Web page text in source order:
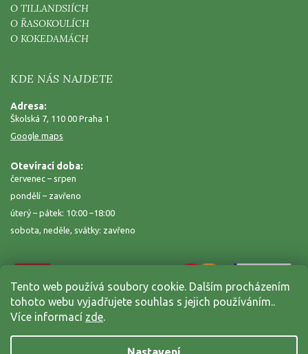
Tento web používá soubory cookie. Dalším procházením
tohoto webu vyjadřujete souhlas s jejich používáním..
Více informací zde.
O TILLANDSIÍCH
O ŘASOKOULÍCH
O KOKEDAMÁCH
KDE NÁS NAJDETE
Adresa:
Školská 7, 110 00 Praha 1
Google maps
Otevírací doba:
červenec – srpen
pondělí – zavřeno
úterý – pátek: 10:00 –18:00
sobota, neděle, svátky: zavřeno